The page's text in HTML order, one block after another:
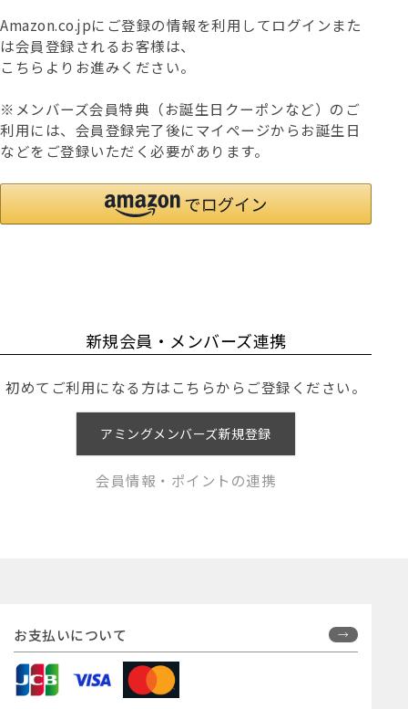
Amazon.co.jpにご登録の情報を利用してログインまた
は会員登録されるお客様は、
こちらよりお進みください。
※メンバーズ会員特典（お誕生日クーポンなど）のご
利用には、会員登録完了後にマイページからお誕生日
などをご登録いただく必要があります。
新規会員・メンバーズ連携
初めてご利用になる方はこちらからご登録ください。
アミングメンバーズ新規登録
会員情報・ポイントの連携
お支払いについて